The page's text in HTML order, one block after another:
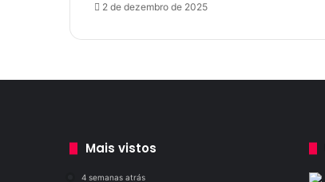
d
i
p
s
2 de dezembro de 2025
Mais vistos
4 semanas atrás